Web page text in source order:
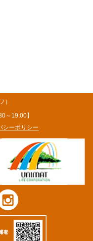
）
～19:00】
シーポリシー